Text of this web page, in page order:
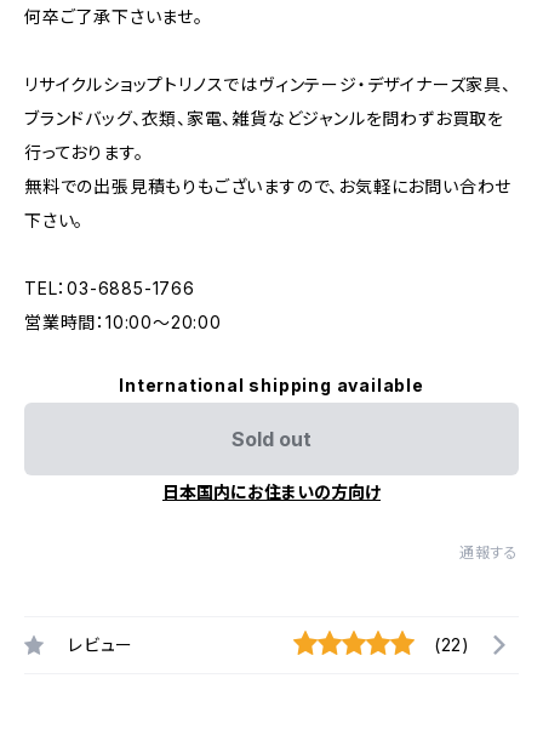
何卒ご了承下さいませ。
リサイクルショップトリノスではヴィンテージ・デザイナーズ家具、
ブランドバッグ、衣類、家電、雑貨などジャンルを問わずお買取を
行っております。
無料での出張見積もりもございますので、お気軽にお問い合わせ
下さい。
TEL：03-6885-1766
営業時間：10:00〜20:00
International shipping available
Sold out
日本国内にお住まいの方向け
通報する
レビュー (22)